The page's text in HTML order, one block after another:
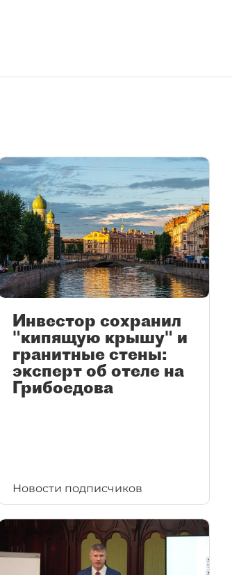
Инвестор сохранил
"кипящую крышу" и
гранитные стены:
эксперт об отеле на
Грибоедова
Новости подписчиков